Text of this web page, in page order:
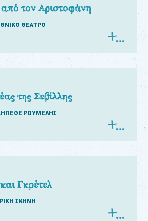
τον Αριστοφάνη
ΘΕΑΤΡΟ
της Σεβίλλης
ΡΟΥΜΕΛΗΣ
Γκρέτελ
ΣΚΗΝΗ